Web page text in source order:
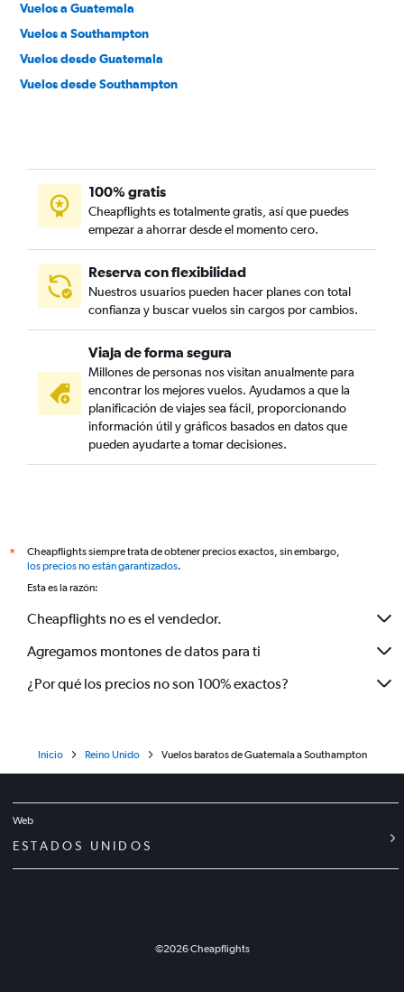
Vuelos a Guatemala
Vuelos a Southampton
Vuelos desde Guatemala
Vuelos desde Southampton
100% gratis
Cheapflights es totalmente gratis, así que puedes
empezar a ahorrar desde el momento cero.
Reserva con flexibilidad
Nuestros usuarios pueden hacer planes con total
confianza y buscar vuelos sin cargos por cambios.
Viaja de forma segura
Millones de personas nos visitan anualmente para
encontrar los mejores vuelos. Ayudamos a que la
planificación de viajes sea fácil, proporcionando
información útil y gráficos basados en datos que
pueden ayudarte a tomar decisiones.
*
Cheapflights siempre trata de obtener precios exactos, sin embargo,
los precios no están garantizados.
Esta es la razón:
Cheapflights no es el vendedor.
Agregamos montones de datos para ti
¿Por qué los precios no son 100% exactos?
Inicio Reino Unido Vuelos baratos de Guatemala a Southampton
Web
ESTADOS UNIDOS
©2026Cheapflights